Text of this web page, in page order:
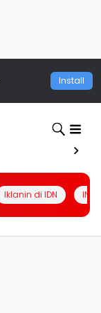
Install
Iklanin di IDN